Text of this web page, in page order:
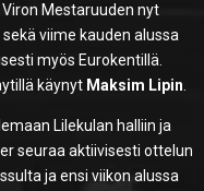
Mestaruuden nyt
viime kauden alussa
myös Eurokentillä.
käynyt Maksim Lipin.
Lilekulan halliin ja
seuraa aktiivisesti ottelun
ja ensi viikon alussa